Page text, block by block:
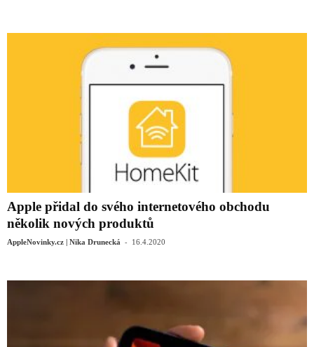
Apple přidal do svého internetového obchodu
několik nových produktů
AppleNovinky.cz | Nika Drunecká - 16.4.2020